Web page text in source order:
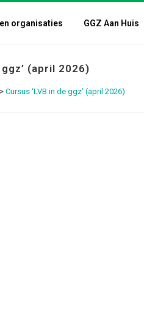
organisaties GGZ Aan Huis
ggz’ (april 2026)
> Cursus ‘LVB in de ggz’ (april 2026)